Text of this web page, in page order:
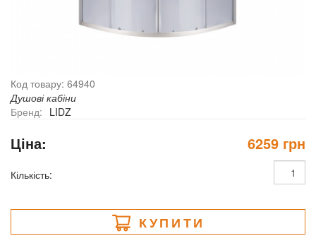
Код товару: 64940
Душові кабіни
Бренд: LIDZ
Ціна: 6259 грн
Кількість:
КУПИТИ